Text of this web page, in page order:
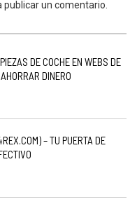
publicar un comentario.
DE COCHE EN WEBS DE
DINERO
– TU PUERTA DE